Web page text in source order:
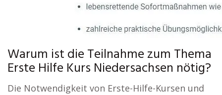
Warum ist die Teilnahme zum Thema
Erste Hilfe Kurs Niedersachsen nötig?
Die Notwendigkeit von Erste-Hilfe-Kursen und